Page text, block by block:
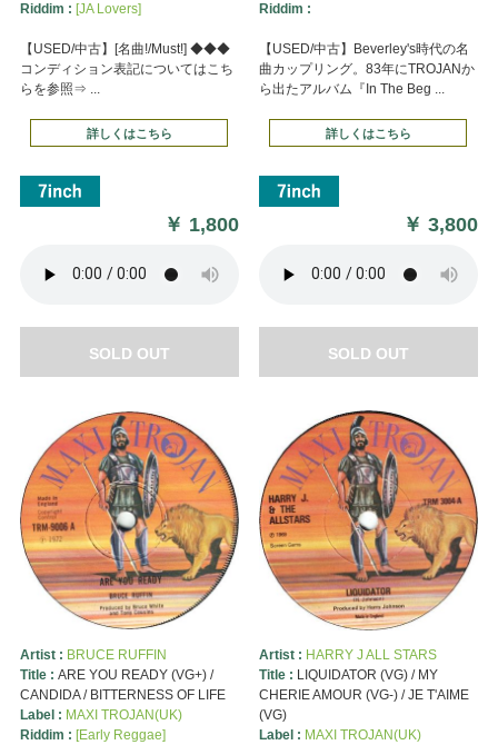
Riddim : [JA Lovers]
【USED/中古】[名曲!/Must!] ◆◆◆
コンディション表記についてはこち
らを参照⇒ ...
詳しくはこちら
￥ 1,800
SOLD OUT
Riddim :
【USED/中古】Beverley's時代の名
曲カップリング。83年にTROJANか
ら出たアルバム『In The Beg ...
詳しくはこちら
￥3,800
SOLD OUT
Artist : BRUCE RUFFIN
Title : ARE YOU READY (VG+) /
CANDIDA / BITTERNESS OF LIFE
Label : MAXI TROJAN(UK)
Riddim : [Early Reggae]
Artist : HARRY J ALL STARS
Title : LIQUIDATOR (VG) / MY
CHERIE AMOUR (VG-) / JE T'AIME
(VG)
Label : MAXI TROJAN(UK)